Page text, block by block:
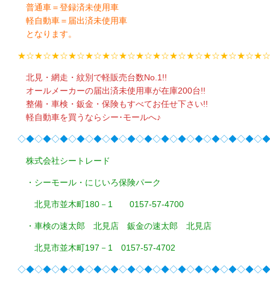
普通車＝登録済未使用車
軽自動車＝届出済未使用車
となります。
北見・網走・紋別で軽販売台数No.1!!
オールメーカーの届出済未使用車が在庫200台!!
整備・車検・鈑金・保険もすべてお任せ下さい!!
軽自動車を買うならシー･モールへ♪
株式会社シートレード
・シーモール・にじいろ保険パーク
北見市並木町180－1 0157-57-4700
・車検の速太郎 北見店 鈑金の速太郎 北見店
北見市並木町197－1 0157-57-4702